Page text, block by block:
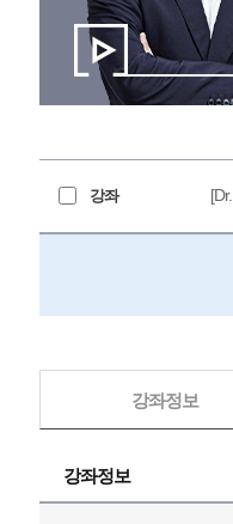
강좌
강좌정보
강좌정보